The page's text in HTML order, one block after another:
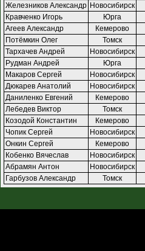
Железников Александр Новосибирск
Кравченко Игорь
Юрга
Агеев Александр
Кемерово
Потёмкин Олег
Томск
Тархачев Андрей
Новосибирск
Рудман Андрей
Юрга
Макаров Сергей
Новосибирск
Дюкарев Анатолий
Новосибирск
Даниленко Евгений
Кемерово
Лебедев Виктор
Томск
Козодой Константин
Кемерово
Чопик Сергей
Новосибирск
Онкин Сергей
Кемерово
Кобенко Вячеслав
Новосибирск
Абрамян Антон
Новосибирск
Гарбузов Александр
Томск